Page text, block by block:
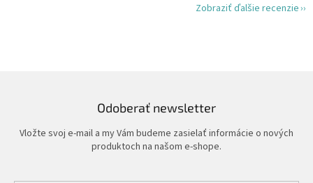
Zobraziť ďalšie recenzie
Odoberať newsletter
Vložte svoj e-mail a my Vám budeme zasielať informácie o nových
produktoch na našom e-shope.